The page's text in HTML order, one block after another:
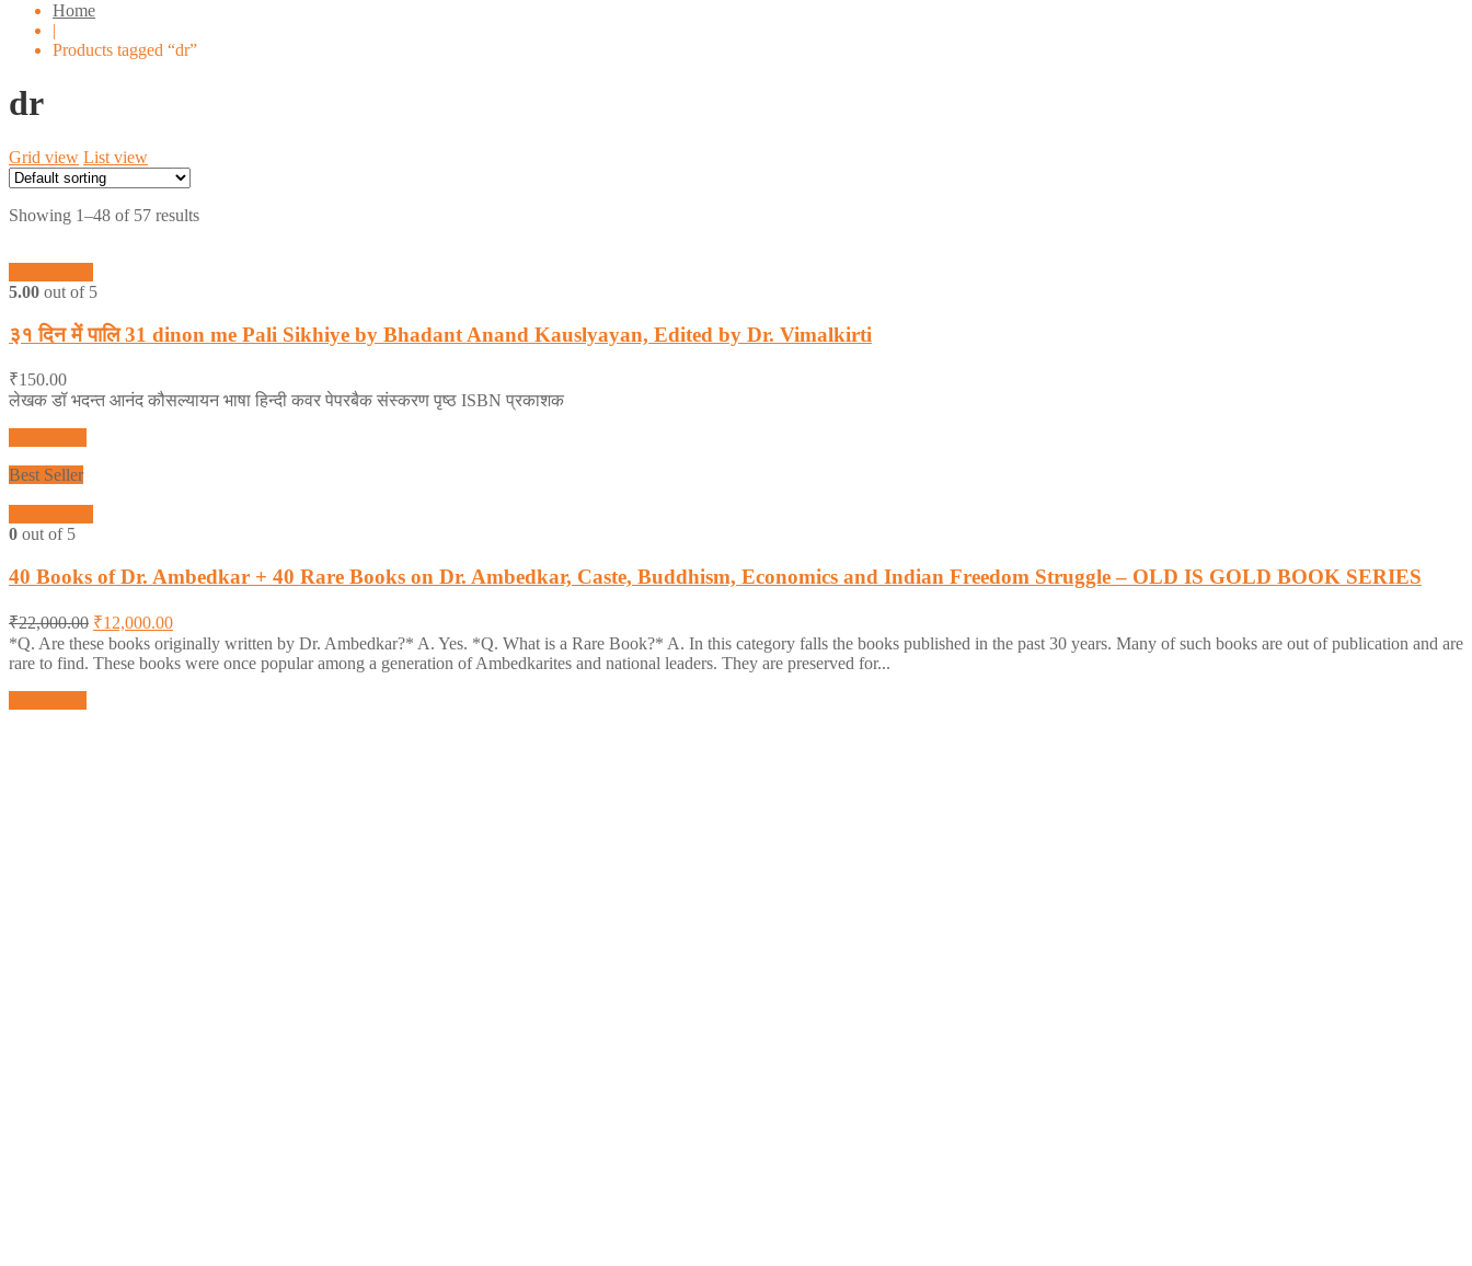
Home
|
Products tagged “dr”
dr
Grid view List view
Showing 1–48 of 57 results
5.00 out of 5
३१ दिन में पालि 31 dinon me Pali Sikhiye by Bhadant Anand Kauslyayan, Edited by Dr. Vimalkirti
₹150.00
लेखक डॉ भदन्त आनंद कौसल्यायन भाषा हिन्दी कवर पेपरबैक संस्करण पृष्ठ ISBN प्रकाशक
Best Seller
0 out of 5
40 Books of Dr. Ambedkar + 40 Rare Books on Dr. Ambedkar, Caste, Buddhism, Economics and Indian Freedom Struggle – OLD IS GOLD BOOK SERIES
₹22,000.00 ₹12,000.00
*Q. Are these books originally written by Dr. Ambedkar?* A. Yes. *Q. What is a Rare Book?* A. In this category falls the books published in the past 30 years. Many of such books are out of publication and are
rare to find. These books were once popular among a generation of Ambedkarites and national leaders. They are preserved for...